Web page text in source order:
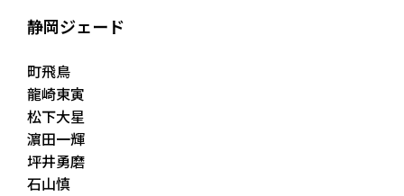
静岡ジェード
町飛鳥
龍崎東寅
松下大星
濵田一輝
坪井勇磨
石山慎